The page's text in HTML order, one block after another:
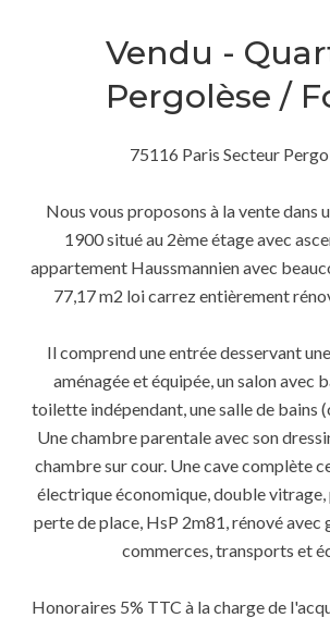
Vendu -
Pergolèse /
75116 Paris Secteur
Nous vous proposons à la vente dans
1900 situé au 2ème étage avec
appartement Haussmannien avec
77,17 m2 loi carrez entièrement
Il comprend une entrée desservant
aménagée et équipée, un salon avec
toilette indépendant, une salle de bains
Une chambre parentale avec son
chambre sur cour. Une cave complète
électrique économique, double vitrage,
perte de place, HsP 2m81, rénové
commerces, transports et
Honoraires 5% TTC à la charge de